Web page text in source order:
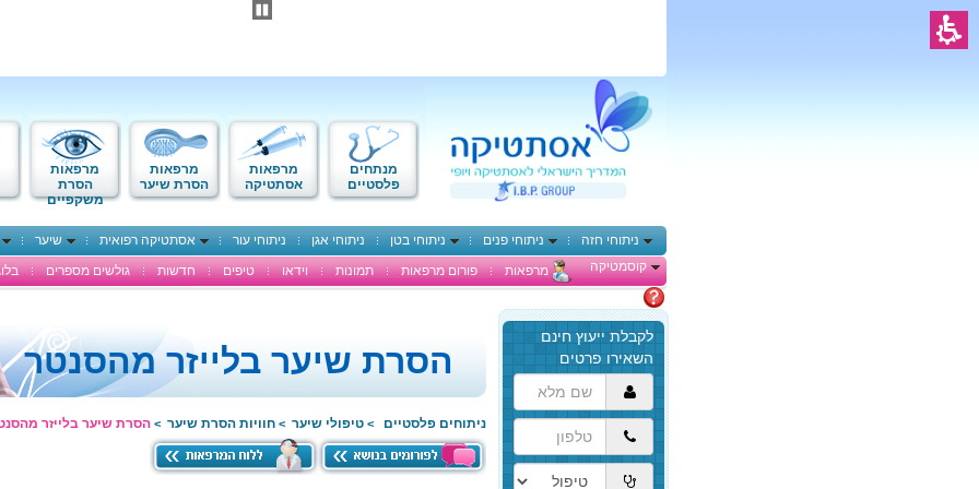
מנתחים
פלסטיים
מרפאות
אסתטיקה
מרפאות
הסרת שיער
מרפאות
הסרת
משקפיים
ניתוחי חזה ניתוחי פנים ניתוחי בטן ניתוחי אגן ניתוחי עור אסתטיקה רפואית שיער
קוסמטיקה
מרפאות פורום מרפאות תמונות וידאו טיפים חדשות גולשים מספרים
הגעת
לתוכן
המרכזי,
באפשרותך
ללחוץ
אנטר
כדי
לדלג
לאזור
הסרת שיער בלייזר מהסנטר
ניתוחים פלסטיים > טיפולי שיער > חוויות הסרת שיער > הסרת שיער בלייזר